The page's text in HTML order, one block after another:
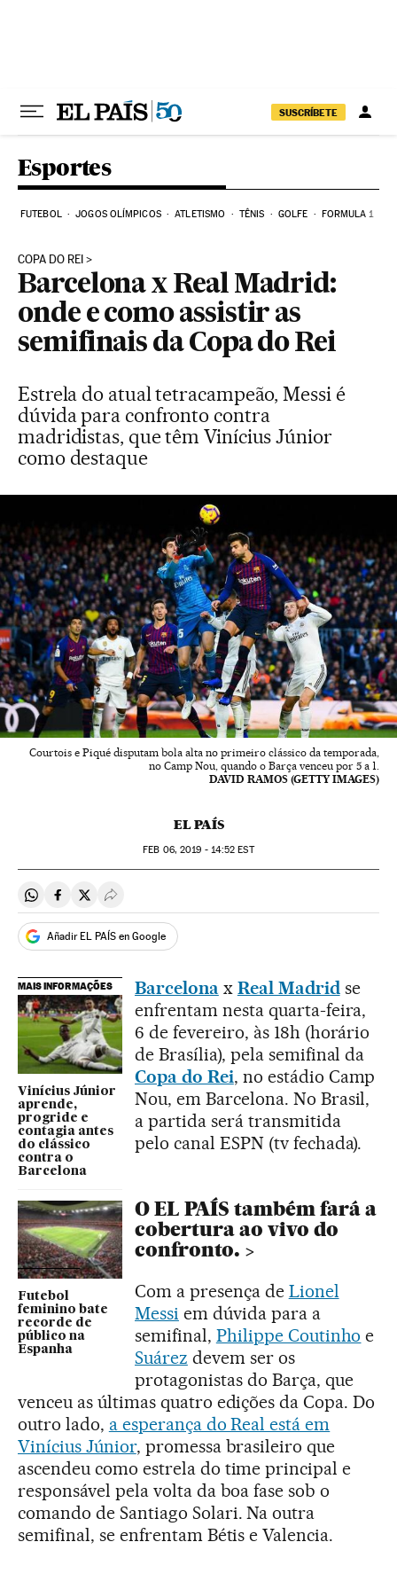
SUSCRÍBETE
Esportes
FUTEBOL JOGOS OLÍMPICOS ATLETISMO TÊNIS GOLFE FORMULA 1
COPA DO REI
Barcelona x Real Madrid:
onde e como assistir as
semifinais da Copa do Rei
Estrela do atual tetracampeão, Messi é
dúvida para confronto contra
madridistas, que têm Vinícius Júnior
como destaque
Courtois e Piqué disputam bola alta no primeiro clássico da temporada,
no Camp Nou, quando o Barça venceu por 5 a 1.
DAVID RAMOS (GETTY IMAGES)
EL PAÍS
FEB 06, 2019 - 14:52 EST
Compartir en Whatsapp
Compartir en Facebook
Compartir en Twitter
Desplegar Redes Sociales
Añadir EL PAÍS en Google
MAIS INFORMAÇÕES
Vinícius Júnior
aprende,
progride e
contagia antes
do clássico
contra o
Barcelona
Futebol
feminino bate
recorde de
público na
Espanha
Barcelona x Real Madridse
enfrentam nesta quarta-feira,
6 de fevereiro, às 18h (horário
de Brasília), pela semifinal da
Copa do Rei, no estádio Camp
Nou, em Barcelona. No Brasil,
a partida será transmitida
pelo canal ESPN (tv fechada).
O EL PAÍS também fará a
cobertura ao vivo do
confronto.
Com a presença de Lionel
Messi em dúvida para a
semifinal, Philippe Coutinho e
Suárez devem ser os
protagonistas do Barça, que
venceu as últimas quatro edições da Copa. Do
outro lado, a esperança do Real está em
Vinícius Júnior, promessa brasileiro que
ascendeu como estrela do time principal e
responsável pela volta da boa fase sob o
comando de Santiago Solari. Na outra
semifinal, se enfrentam Bétis e Valencia.